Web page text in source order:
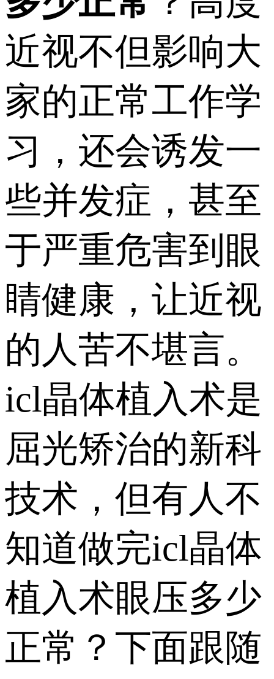
近视不但影响大
家的正常工作学
习，还会诱发一
些并发症，甚至
于严重危害到眼
睛健康，让近视
的人苦不堪言。
icl晶体植入术是
屈光矫治的新科
技术，但有人不
知道做完icl晶体
植入术眼压多少
正常？下面跟随